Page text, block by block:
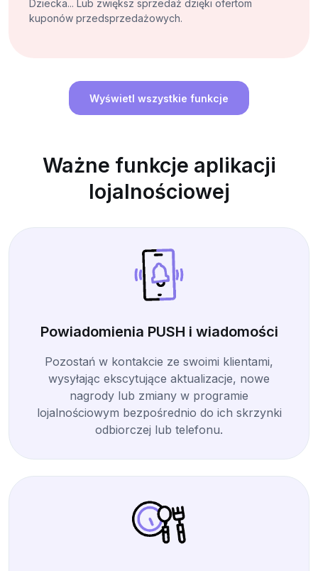
Dziecka... Lub zwiększ sprzedaż dzięki ofertom
kuponów przedsprzedażowych.
Wyświetl wszystkie funkcje
Ważne funkcje aplikacji
lojalnościowej
Powiadomienia PUSH i wiadomości
Pozostań w kontakcie ze swoimi klientami,
wysyłając ekscytujące aktualizacje, nowe
nagrody lub zmiany w programie
lojalnościowym bezpośrednio do ich skrzynki
odbiorczej lub telefonu.